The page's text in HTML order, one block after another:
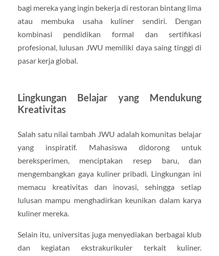
bagi mereka yang ingin bekerja di restoran bintang lima
atau membuka usaha kuliner sendiri. Dengan
kombinasi pendidikan formal dan sertifikasi
profesional, lulusan JWU memiliki daya saing tinggi di
pasar kerja global.
Lingkungan Belajar yang Mendukung
Kreativitas
Salah satu nilai tambah JWU adalah komunitas belajar
yang inspiratif. Mahasiswa didorong untuk
bereksperimen, menciptakan resep baru, dan
mengembangkan gaya kuliner pribadi. Lingkungan ini
memacu kreativitas dan inovasi, sehingga setiap
lulusan mampu menghadirkan keunikan dalam karya
kuliner mereka.
Selain itu, universitas juga menyediakan berbagai klub
dan kegiatan ekstrakurikuler terkait kuliner.